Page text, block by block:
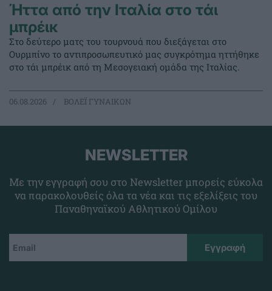
Ήττα από την Ιταλία στο τάι
μπρέικ
Στο δεύτερο ματς του τουρνουά που διεξάγεται στο
Ουρμπίνο το αντιπροσωπευτικό μας συγκρότημα ηττήθηκε
στο τάι μπρέικ από τη Μεσογειακή ομάδα της Ιταλίας.
06.08.2026 ΒΟΛΕΪ ΓΥΝΑΙΚΩΝ
NEWSLETTER
Με την εγγραφή σου στο Newsletter μπορείς εύκολα
να παρακολουθείς όλα τα νέα και τις εξελίξεις του
Παναθηναϊκού Αθλητικού Ομίλου